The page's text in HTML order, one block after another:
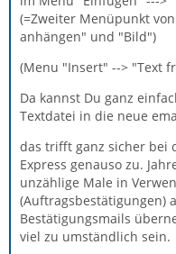
(=Zweiter Menüpunkt
anhängen" und "Bild")
(Menu "Insert" --> "Text
Da kannst Du ganz
Textdatei in die neue
das trifft ganz sicher bei
Express genauso zu.
unzählige Male in
(Auftragsbestätigungen)
Bestätigungsmails
viel zu umständlich sein.